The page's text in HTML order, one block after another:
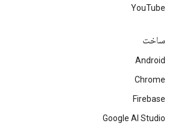
YouTube
ساخت
Android
Chrome
Firebase
Google AI Studio